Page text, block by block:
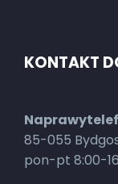
KONTAKT
85-055
pon-pt 8:00-